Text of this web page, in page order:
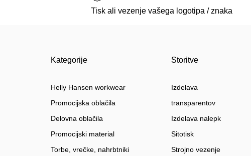
Tisk ali vezenje vašega logotipa / znaka
Kategorije
Helly Hansen workwear
Promocijska oblačila
Delovna oblačila
Promocijski material
Torbe, vrečke, nahrbtniki
Storitve
Izdelava
transparentov
Izdelava nalepk
Sitotisk
Strojno vezenje